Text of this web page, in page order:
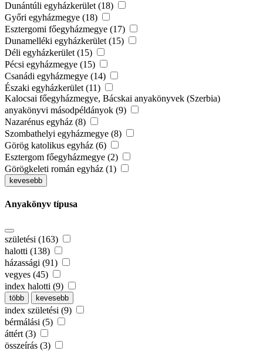
Dunántúli egyházkerület (18)
Győri egyházmegye (18)
Esztergomi főegyházmegye (17)
Dunamelléki egyházkerület (15)
Déli egyházkerület (15)
Pécsi egyházmegye (15)
Csanádi egyházmegye (14)
Északi egyházkerület (11)
Kalocsai főegyházmegye, Bácskai anyakönyvek (Szerbia)
anyakönyvi másodpéldányok (9)
Nazarénus egyház (8)
Szombathelyi egyházmegye (8)
Görög katolikus egyház (6)
Esztergom főegyházmegye (2)
Görögkeleti román egyház (1)
kevesebb
Anyakönyv típusa
születési (163)
halotti (138)
házassági (91)
vegyes (45)
index halotti (9)
több kevesebb
index születési (9)
bérmálási (5)
áttért (3)
összeírás (3)